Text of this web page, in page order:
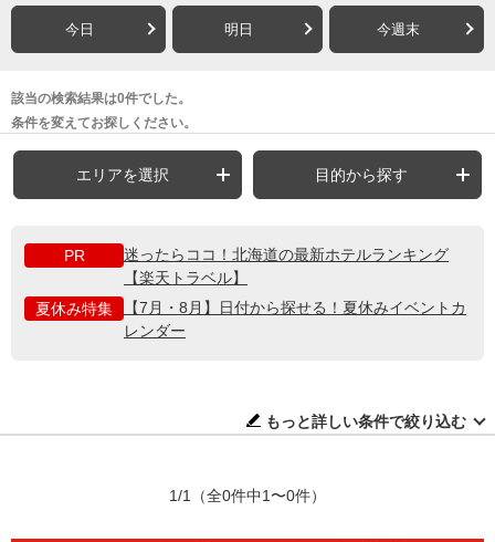
今日 明日 今週末
該当の検索結果は0件でした。
条件を変えてお探しください。
エリアを選択 目的から探す
PR
迷ったらココ！北海道の最新ホテルランキング
【楽天トラベル】
夏休み特集
【7月・8月】日付から探せる！夏休みイベントカ
レンダー
もっと詳しい条件で絞り込む
1/1 （全0件中1〜0件）